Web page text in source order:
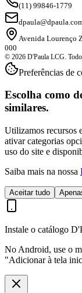
(11) 99846-1779
Avenida Lourenço
000
© 2026 D'Paula LCG.
Preferências de
Escolha como
similares.
Utilizamos recursos
ativar categorias
uso do site e
Saiba mais na nossa
Aceitar tudo
Instale o catálogo
No Android, use o
"Adicionar à tela